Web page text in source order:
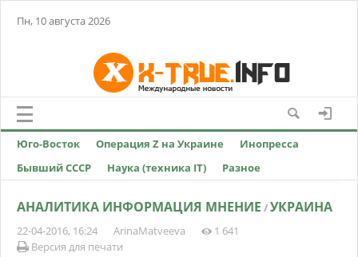
Пн, 10 августа 2026
Юго-Восток Операция Z на Украине
Инопресса
Бывший СССР
Наука (техника IT) Разное
АНАЛИТИКА ИНФОРМАЦИЯ МНЕНИЕ /УКРАИНА
22-04-2016, 16:24 ArinaMatveeva
1 641
Версия для печати